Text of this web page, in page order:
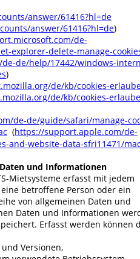
answer/61416?hl=de
answer/61416?hl=de)
de-
explorer-delete-manage-
de/help/17442/windows-
)
de/kb/cookies-
de/kb/cookies-
de-de/guide/safari/manage-
  (
https://support.apple.com/de-
and-website-data-sfri11471/
und Informationen
Mietsysteme erfasst mit jedem
betroffene Person oder ein
von allgemeinen Daten und
Daten und Informationen
Erfasst werden können
Versionen,